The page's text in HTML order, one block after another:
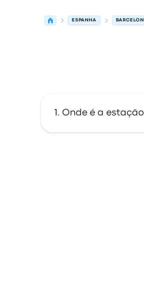
ESPANHA
Onde é a